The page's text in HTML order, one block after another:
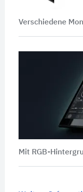
Verschiedene
Mit RGB-